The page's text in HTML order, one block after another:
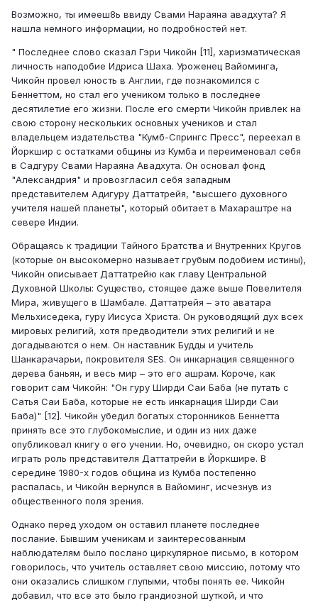
Возможно, ты имееш8ь ввиду Свами Нараяна авадхута? Я
нашла немного информации, но подробностей нет.
" Последнее слово сказал Гэри Чикойн [11], харизматическая
личность наподобие Идриса Шаха. Уроженец Вайоминга,
Чикойн провел юность в Англии, где познакомился с
Беннеттом, но стал его учеником только в последнее
десятилетие его жизни. После его смерти Чикойн привлек на
свою сторону нескольких основных учеников и стал
владельцем издательства "Кумб-Спрингс Пресс", переехал в
Йоркшир с остатками общины из Кумба и переименовал себя
в Садгуру Свами Нараяна Авадхута. Он основал фонд
"Александрия" и провозгласил себя западным
представителем Адигуру Даттатрейя, "высшего духовного
учителя нашей планеты", который обитает в Махараштре на
севере Индии.
Обращаясь к традиции Тайного Братства и Внутренних Кругов
(которые он высокомерно называет грубым подобием истины),
Чикойн описывает Даттатрейю как главу Центральной
Духовной Школы: Существо, стоящее даже выше Повелителя
Мира, живущего в Шамбале. Даттатрейя – это аватара
Мельхиседека, гуру Иисуса Христа. Он руководящий дух всех
мировых религий, хотя предводители этих религий и не
догадываются о нем. Он наставник Будды и учитель
Шанкарачарьи, покровителя SES. Он инкарнация священного
дерева баньян, и весь мир – это его ашрам. Короче, как
говорит сам Чикойн: "Он гуру Ширди Саи Баба (не путать с
Сатья Саи Баба, которые не есть инкарнация Ширди Саи
Баба)" [12]. Чикойн убедил богатых сторонников Беннетта
принять все это глубокомыслие, и один из них даже
опубликовал книгу о его учении. Но, очевидно, он скоро устал
играть роль представителя Даттатрейи в Йоркшире. В
середине 1980-х годов община из Кумба постепенно
распалась, и Чикойн вернулся в Вайоминг, исчезнув из
общественного поля зрения.
Однако перед уходом он оставил планете последнее
послание. Бывшим ученикам и заинтересованным
наблюдателям было послано циркулярное письмо, в котором
говорилось, что учитель оставляет свою миссию, потому что
они оказались слишком глупыми, чтобы понять ее. Чикойн
добавил, что все это было грандиозной шуткой, и что